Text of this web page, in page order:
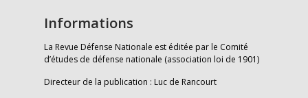
Informations
La Revue Défense Nationale est éditée par le Comité
d’études de défense nationale (association loi de 1901)
Directeur de la publication : Luc de Rancourt